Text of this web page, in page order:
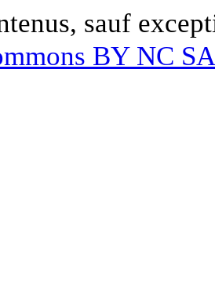
sauf
BY NC SA